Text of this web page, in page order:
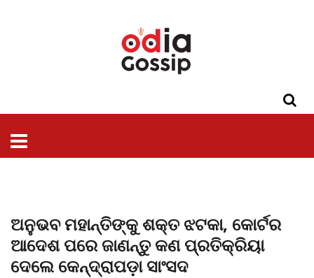
ଅନୁଭବ ମହାନ୍ତିଙ୍କୁ ଶକ୍ତ ଝଟକା, କୋର୍ଟର
ଆଦେଶ ପରେ ଜାଣନ୍ତୁ କଣ ପ୍ରତିକ୍ରିୟା
ଦେଲେ କେନ୍ଦ୍ରାପଡ଼ା ସାଂସଦ